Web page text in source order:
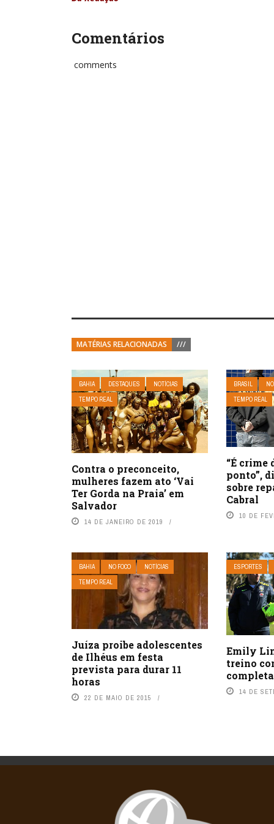
Comentários
comments
MATÉRIAS RELACIONADAS ///
BAHIA DESTAQUES
NOTÍCIAS
TEMPO REAL
Contra o preconceito,
mulheres fazem ato ‘Vai
Ter Gorda na Praia’ em
Salvador
14 DE JANEIRO DE 2019
BRASIL
TEMPO REAL
“É crime
ponto”,
sobre
Cabral
10 DE
BAHIA NO FOCO
NOTÍCIAS
TEMPO REAL
Juíza proibe adolescentes
de Ilhéus em festa
prevista para durar 11
horas
22 DE MAIO DE 2015
ESPORTES
Emily
treino
completa
14 DE